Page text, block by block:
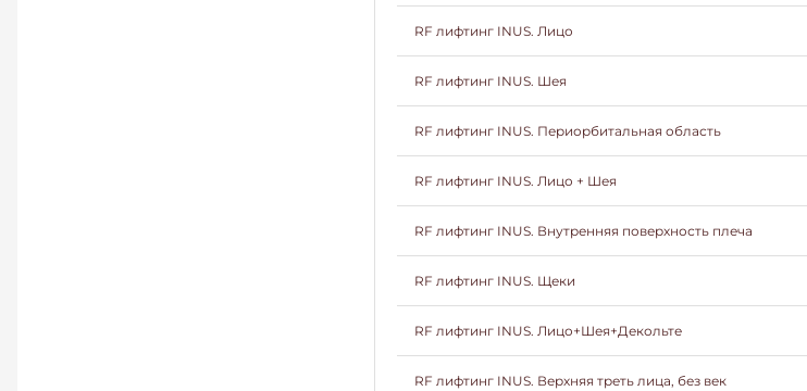
RF лифтинг INUS. Лицо
RF лифтинг INUS. Шея
RF лифтинг INUS. Периорбитальная область
RF лифтинг INUS. Лицо + Шея
RF лифтинг INUS. Внутренняя поверхность плеча
RF лифтинг INUS. Щеки
RF лифтинг INUS. Лицо+Шея+Декольте
RF лифтинг INUS. Верхняя треть лица, без век